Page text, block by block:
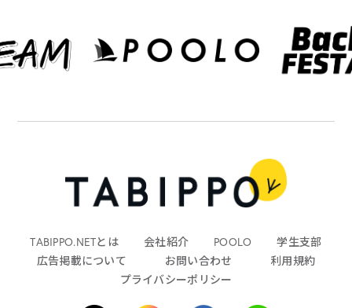
TABIPPO.NETとは 会社紹介 POOLO
学生支部
広告掲載について
お問い合わせ
利用規約
プライバシーポリシー